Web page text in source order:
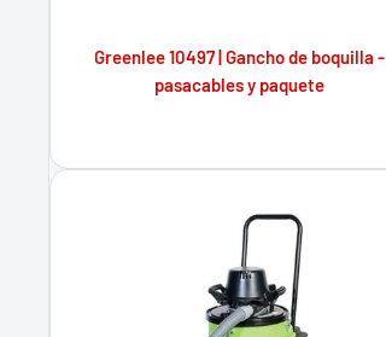
Greenlee 10497 | Gancho de boquilla -
pasacables y paquete